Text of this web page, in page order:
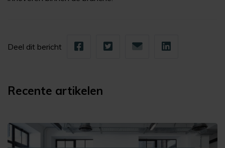
Deel dit bericht
Recente artikelen